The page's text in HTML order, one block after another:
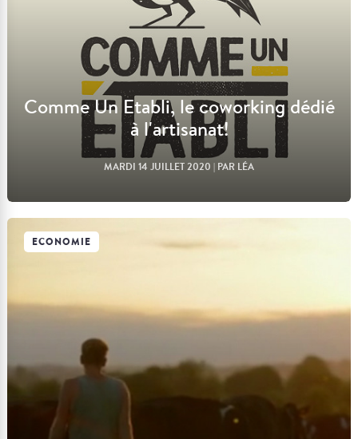
Comme Un Etabli, le coworking dédié
à l'artisanat!
MARDI 14 JUILLET 2020 | PAR LÉA
Lire l'article
ECONOMIE